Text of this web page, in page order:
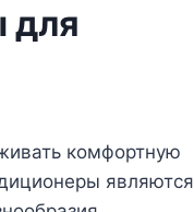
для
комфортную
являются